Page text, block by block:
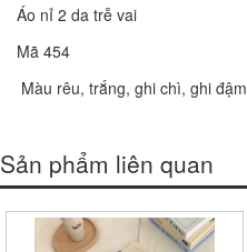
Áo nỉ 2 da trễ vai
Mã 454
Màu rêu, trắng, ghi chì, ghi đậm
Sản phẩm liên quan